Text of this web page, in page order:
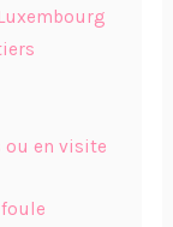
ou en visite